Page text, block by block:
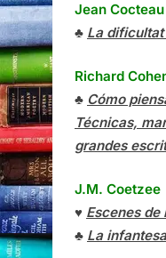
Jean Cocteau
♣ La dificultat
Richard
♣ Cómo
Técnicas,
grandes
J.M. Coetzee
♥ Escenes
♣ La